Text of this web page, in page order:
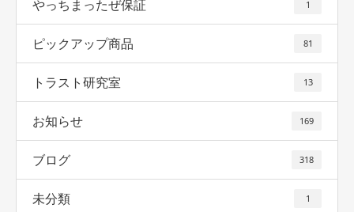
やっちまったぜ保証 1
ピックアップ商品 81
トラスト研究室 13
お知らせ 169
ブログ 318
未分類 1